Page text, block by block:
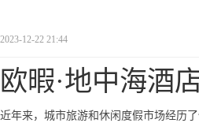
2023-12-22 21:44
欧暇·地中海酒
近年来，城市旅游和休闲度假市场经历